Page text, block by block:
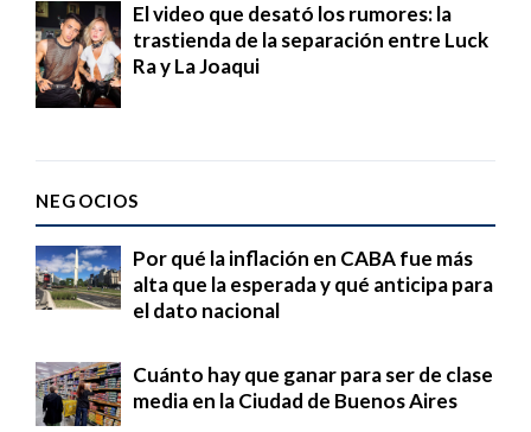
El video que desató los rumores: la
trastienda de la separación entre Luck
Ra y La Joaqui
NEGOCIOS
Por qué la inflación en CABA fue más
alta que la esperada y qué anticipa para
el dato nacional
Cuánto hay que ganar para ser de clase
media en la Ciudad de Buenos Aires